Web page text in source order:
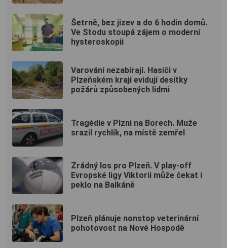
Šetrně, bez jizev a do 6 hodin domů.
Ve Stodu stoupá zájem o moderní
hysteroskopii
Varování nezabírají. Hasiči v
Plzeňském kraji evidují desítky
požárů způsobených lidmi
Tragédie v Plzni na Borech. Muže
srazil rychlík, na místě zemřel
Zrádný los pro Plzeň. V play-off
Evropské ligy Viktorii může čekat i
peklo na Balkáně
Plzeň plánuje nonstop veterinární
pohotovost na Nové Hospodě